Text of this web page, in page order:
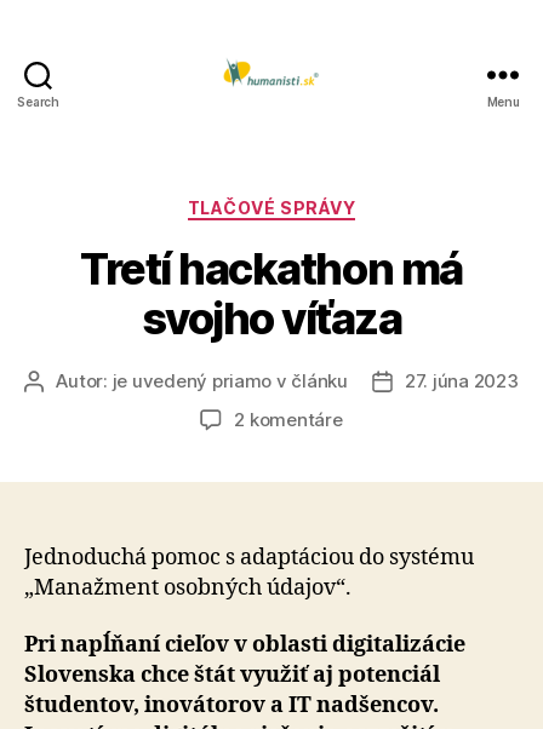
Search Menu
Kategórie
TLAČOVÉ SPRÁVY
Tretí hackathon má
svojho víťaza
AutorAutor: je uvedený priamo v článku
Dátum
27. júna 2023
2 komentárena
víťaza
Jednoduchá pomoc s adaptáciou do systému
„Manaž­ment osobných údajov“.
Pri napĺňaní cieľov v oblasti digitalizácie
Slovenska chce štát využiť aj po­ten­ciál
študentov, inovátorov a IT nad­šen­cov.